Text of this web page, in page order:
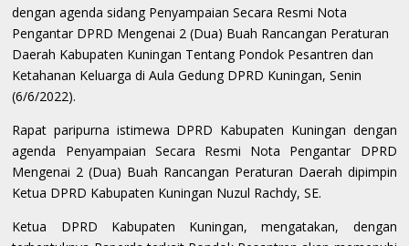
dengan agenda sidang Penyampaian Secara Resmi Nota
Pengantar DPRD Mengenai 2 (Dua) Buah Rancangan Peraturan
Daerah Kabupaten Kuningan Tentang Pondok Pesantren dan
Ketahanan Keluarga di Aula Gedung DPRD Kuningan, Senin
(6/6/2022).
Rapat paripurna istimewa DPRD Kabupaten Kuningan dengan
agenda Penyampaian Secara Resmi Nota Pengantar DPRD
Mengenai 2 (Dua) Buah Rancangan Peraturan Daerah dipimpin
Ketua DPRD Kabupaten Kuningan Nuzul Rachdy, SE.
Ketua DPRD Kabupaten Kuningan, mengatakan, dengan